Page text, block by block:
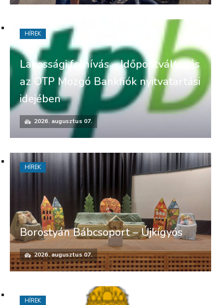
Lakossági felhívás – Időpontváltozás
az OTP Mozgó Bankfiók nyitvatartási
idejében
2026. augusztus 07.
HÍREK
Borostyán Bábcsoport – Újkígyós
2026. augusztus 07.
HÍREK
HÍREK